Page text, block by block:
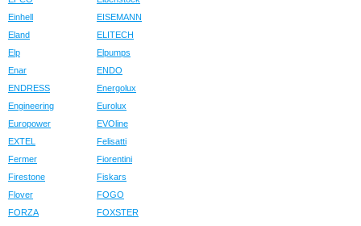
Einhell
EISEMANN
Eland
ELITECH
Elp
Elpumps
Enar
ENDO
ENDRESS
Energolux
Engineering
Eurolux
Europower
EVOline
EXTEL
Felisatti
Fermer
Fiorentini
Firestone
Fiskars
Flover
FOGO
FORZA
FOXSTER